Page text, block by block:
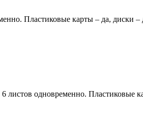
Пластиковые карты – да, диски
листов одновременно.